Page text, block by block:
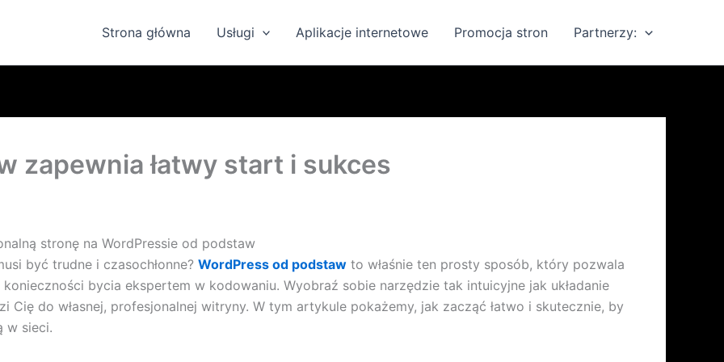
Strona główna Usługi Aplikacje internetowe Promocja stron Partnerzy:
zapewnia łatwy start i sukces
stronę na WordPressie od podstaw
być trudne i czasochłonne? WordPress od podstaw to właśnie ten prosty sposób, który pozwala
bycia ekspertem w kodowaniu. Wyobraź sobie narzędzie tak intuicyjne jak układanie
Cię do własnej, profesjonalnej witryny. W tym artykule pokażemy, jak zacząć łatwo i skutecznie, by
w sieci.